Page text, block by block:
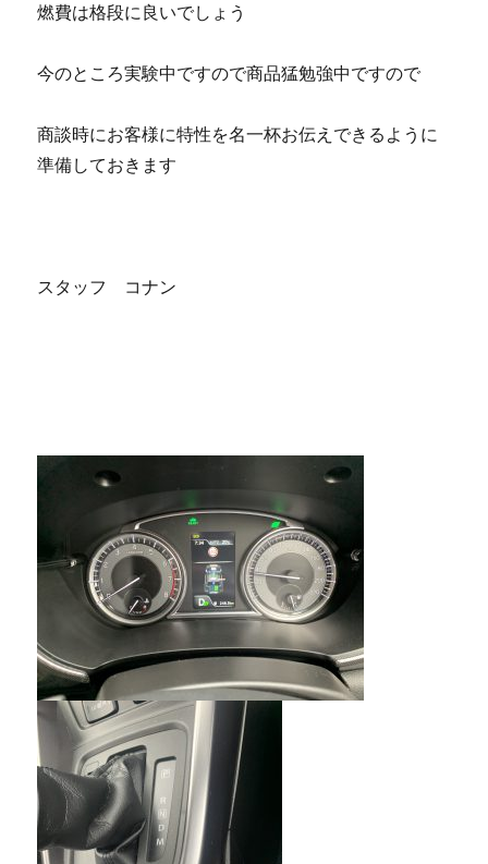
燃費は格段に良いでしょう
今のところ実験中ですので商品猛勉強中ですので
商談時にお客様に特性を名一杯お伝えできるように
準備しておきます
スタッフ コナン